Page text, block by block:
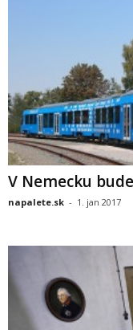
V Nemecku
napalete.sk - 1. jan 2017